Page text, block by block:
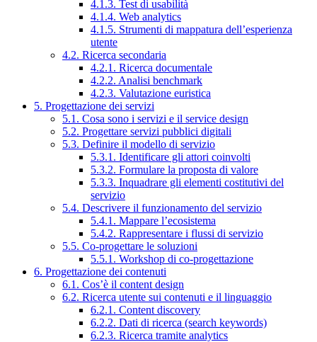
4.1.3. Test di usabilità
4.1.4. Web analytics
4.1.5. Strumenti di mappatura dell’esperienza
utente
4.2. Ricerca secondaria
4.2.1. Ricerca documentale
4.2.2. Analisi benchmark
4.2.3. Valutazione euristica
5. Progettazione dei servizi
5.1. Cosa sono i servizi e il service design
5.2. Progettare servizi pubblici digitali
5.3. Definire il modello di servizio
5.3.1. Identificare gli attori coinvolti
5.3.2. Formulare la proposta di valore
5.3.3. Inquadrare gli elementi costitutivi del
servizio
5.4. Descrivere il funzionamento del servizio
5.4.1. Mappare l’ecosistema
5.4.2. Rappresentare i flussi di servizio
5.5. Co-progettare le soluzioni
5.5.1. Workshop di co-progettazione
6. Progettazione dei contenuti
6.1. Cos’è il content design
6.2. Ricerca utente sui contenuti e il linguaggio
6.2.1. Content discovery
6.2.2. Dati di ricerca (search keywords)
6.2.3. Ricerca tramite analytics